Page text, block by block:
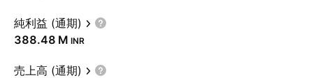
純利益 (通期)
‪388.48 M‬ INR
売上高 (通期)